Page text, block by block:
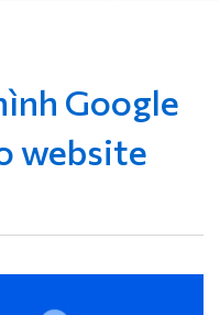
Google
website